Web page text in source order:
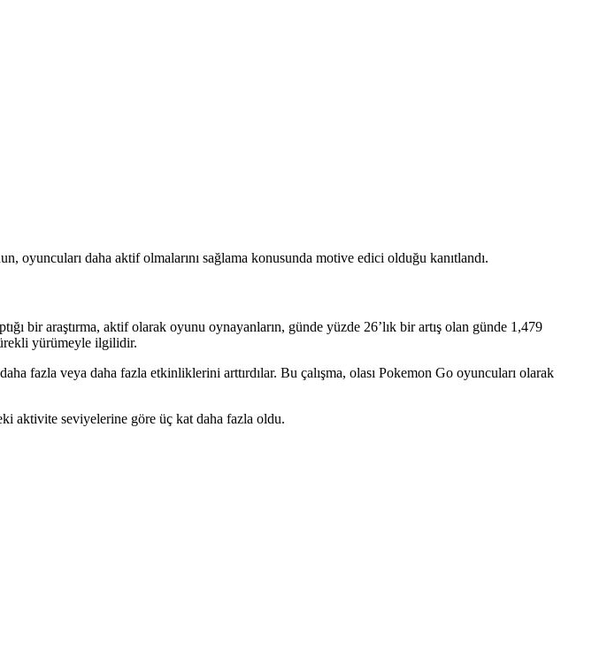
daha aktif olmalarını sağlama konusunda motive edici olduğu kanıtlandı.
bir araştırma, aktif olarak oyunu oynayanların, günde yüzde 26’lık bir artış olan günde 1,479
yürümeyle ilgilidir.
fazla veya daha fazla etkinliklerini arttırdılar. Bu çalışma, olası Pokemon Go oyuncuları olarak
aktivite seviyelerine göre üç kat daha fazla oldu.